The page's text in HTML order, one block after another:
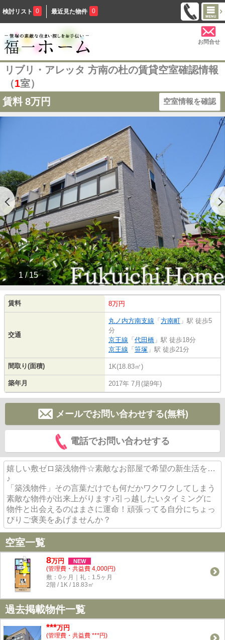
検討リスト 0 最近見た物件 0
お問合せ
リブリ・アレッタ 方南の杜の賃貸空室確認情報
（1室）
賃料 8万円 空室情報を確認
1 / 15
賃料 8万円
交通
丸ノ内方南支線 「 方南町 」駅 徒歩5
分
京王線 「 代田橋 」駅 徒歩18分
京王線 「 笹塚 」駅 徒歩21分
間取り(面積) 1K(18.83㎡)
築年月 2017年 7月(築9年)
メールでお問い合わせする(無料)
電話でお問い合わせする
嬉しい敷ゼロ築浅物件☆素敵なお部屋で希望の新生活を…
♪
「築浅物件」その言葉だけでも何だかワクワクしてしまう
素敵な物件が出来上がります♪引っ越したいタイミングに
物件と出会えるのはまさに運命！頑張ってる自分にちょっ
ぴりご褒美をあげませんか？
空室一覧
8万円 NEW
(管理費・共益費 4,000円)
敷：0ヶ月｜礼：1.5ヶ月
2階 / 1K / 18.83㎡
過去掲載物件一覧
***万円
(管理費・共益費 ***円)